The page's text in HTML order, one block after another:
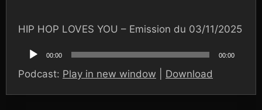
HIP HOP LOVES YOU – Emission du 03/11/2025
audio
00:00 00:00
Podcast: Play in new window Download